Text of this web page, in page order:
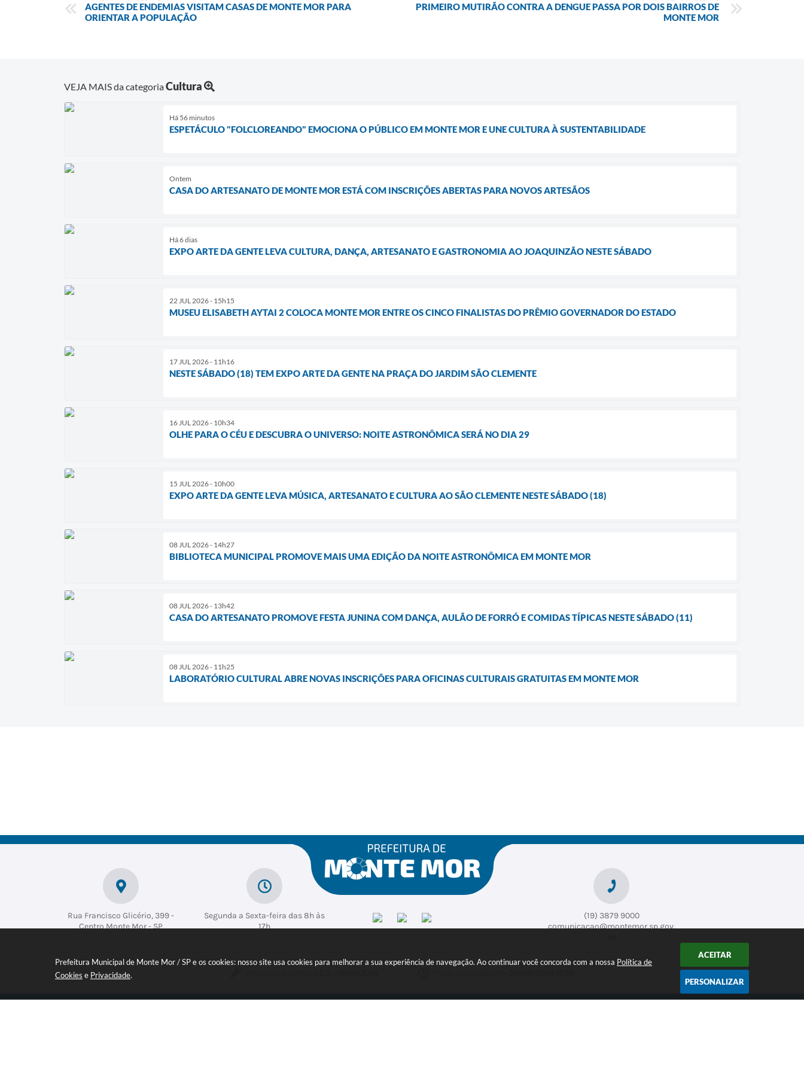
Prefeitura Municipal de Monte Mor / SP e os cookies: nosso site usa cookies para melhorar a sua experiência de navegação. Ao continuar você concorda com a nossa Política de
Cookies e Privacidade.
ACEITAR
PERSONALIZAR
AGENTES DE ENDEMIAS VISITAM CASAS DE MONTE MOR PARA
ORIENTAR A POPULAÇÃO
PRIMEIRO MUTIRÃO CONTRA A DENGUE PASSA POR DOIS BAIRROS DE
MONTE MOR
VEJA MAIS da categoriaCultura
Há 56 minutos
ESPETÁCULO "FOLCLOREANDO" EMOCIONA O PÚBLICO EM MONTE MOR E UNE CULTURA À SUSTENTABILIDADE
Ontem
CASA DO ARTESANATO DE MONTE MOR ESTÁ COM INSCRIÇÕES ABERTAS PARA NOVOS ARTESÃOS
Há 6 dias
EXPO ARTE DA GENTE LEVA CULTURA, DANÇA, ARTESANATO E GASTRONOMIA AO JOAQUINZÃO NESTE SÁBADO
22 JUL 2026 - 15h15
MUSEU ELISABETH AYTAI 2 COLOCA MONTE MOR ENTRE OS CINCO FINALISTAS DO PRÊMIO GOVERNADOR DO ESTADO
17 JUL 2026 - 11h16
NESTE SÁBADO (18) TEM EXPO ARTE DA GENTE NA PRAÇA DO JARDIM SÃO CLEMENTE
16 JUL 2026 - 10h34
OLHE PARA O CÉU E DESCUBRA O UNIVERSO: NOITE ASTRONÔMICA SERÁ NO DIA 29
15 JUL 2026 - 10h00
EXPO ARTE DA GENTE LEVA MÚSICA, ARTESANATO E CULTURA AO SÃO CLEMENTE NESTE SÁBADO (18)
08 JUL 2026 - 14h27
BIBLIOTECA MUNICIPAL PROMOVE MAIS UMA EDIÇÃO DA NOITE ASTRONÔMICA EM MONTE MOR
08 JUL 2026 - 13h42
CASA DO ARTESANATO PROMOVE FESTA JUNINA COM DANÇA, AULÃO DE FORRÓ E COMIDAS TÍPICAS NESTE SÁBADO (11)
08 JUL 2026 - 11h25
LABORATÓRIO CULTURAL ABRE NOVAS INSCRIÇÕES PARA OFICINAS CULTURAIS GRATUITAS EM MONTE MOR
Rua Francisco Glicério, 399 -
Centro Monte Mor - SP
Segunda a Sexta-feira das 8h às
17h
(19) 3879 9000
comunicacao@montemor.sp.gov.